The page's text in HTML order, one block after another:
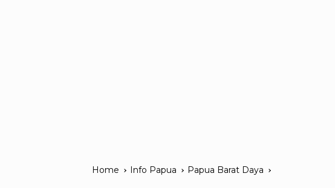
Home Info Papua Papua Barat Daya